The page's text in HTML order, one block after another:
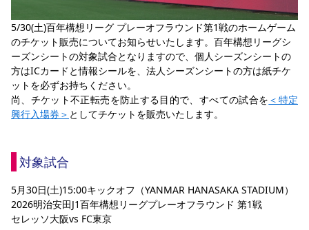
DAZNで観戦
アウェイツアー
アウェイツアー
よくある質問
よくある質問
SDGsのゴール インパクトレポート
取り組み実績
スポーツクラブ
スポーツクラブ
関連団体/施設
長居公園 セレッソフットサルパーク セレッソフットサルパーク長居
5/30(土)百年構想リーグ プレーオフラウンド第1戦のホームゲーム
のチケット販売についてお知らせいたします。百年構想リーグシ
ーズンシートの対象試合となりますので、個人シーズンシートの
方はICカードと情報シールを、法人シーズンシートの方は紙チケ
ットを必ずお持ちください。
尚、チケット不正転売を防止する目的で、すべての試合を ＜特定
興行入場券＞ としてチケットを販売いたします。
対象試合
5月30日(土)15:00キックオフ（YANMAR HANASAKA STADIUM）
2026明治安田J1百年構想リーグプレーオフラウンド 第1戦
セレッソ大阪vs FC東京